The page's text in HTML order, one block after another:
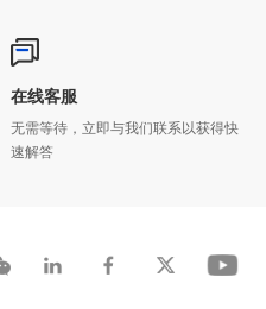
在线客服
速解答